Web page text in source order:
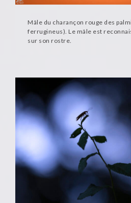
Mâle du charançon rouge des
ferrugineus). Le mâle est
sur son rostre.